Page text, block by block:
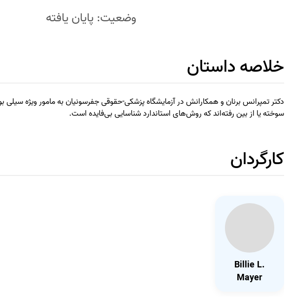
وضعیت: پایان یافته
خلاصه داستان
دکتر تمپرانس برنان و همکارانش در آزمایشگاه پزشکی-حقوقی جفرسونیان به مامور ویژه
سوخته یا از بین رفته‌اند که روش‌های استاندارد شناسایی بی‌فایده است.
کارگردان
Billie L.
Mayer